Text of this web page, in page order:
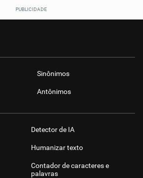
Sinônimos
Antônimos
Detector de IA
Humanizar texto
Contador de caracteres e
palavras